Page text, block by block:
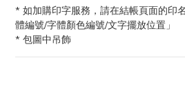
* 如加購印字服務，請在結帳頁面的印
體編號/字體顏色編號/文字擺放位置」
* 包圖中吊飾